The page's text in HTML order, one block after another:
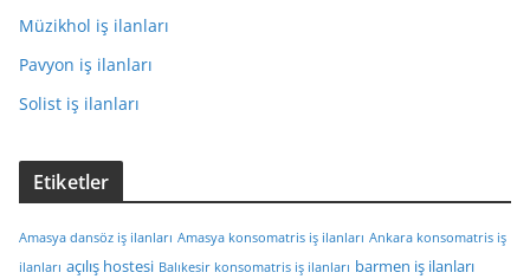
Müzikhol iş ilanları
Pavyon iş ilanları
Solist iş ilanları
Etiketler
Amasya dansöz iş ilanları Amasya konsomatris iş ilanları Ankara konsomatris iş
ilanları açılış hostesi Balıkesir konsomatris iş ilanları barmen iş ilanları